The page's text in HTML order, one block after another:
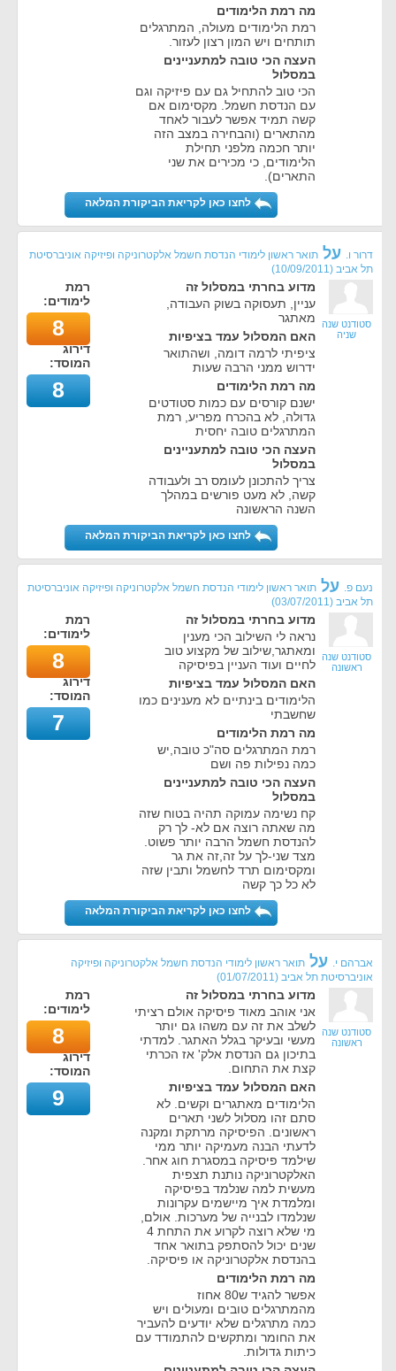
מה רמת הלימודים
רמת הלימודים מעולה, המתרגלים
תותחים ויש המון רצון לעזור.
העצה הכי טובה למתעניינים
במסלול
הכי טוב להתחיל גם עם פיזיקה וגם
עם הנדסת חשמל. מקסימום אם
קשה תמיד אפשר לעבור לאחד
מהתארים (והבחירה במצב הזה
יותר חכמה מלפני תחילת
הלימודים, כי מכירים את שני
התארים).
לחצו כאן לקריאת הביקורת המלאה
דרור ו. על תואר ראשון לימודי הנדסת חשמל אלקטרוניקה ופיזיקה אוניברסיטת
תל אביב (
10/09/2011
)
סטודנט שנה
שניה
מדוע בחרתי במסלול זה
עניין, תעסוקה בשוק העבודה,
מאתגר
האם המסלול עמד בציפיות
ציפיתי לרמה דומה, ושהתואר
ידרוש ממני הרבה שעות
מה רמת הלימודים
ישנם קורסים עם כמות סטודטים
גדולה, לא בהכרח מפריע, רמת
המתרגלים טובה יחסית
העצה הכי טובה למתעניינים
במסלול
צריך להתכונן לעומס רב ולעבודה
קשה, לא מעט פורשים במהלך
השנה הראשונה
רמת
לימודים:
8
דירוג
המוסד:
8
לחצו כאן לקריאת הביקורת המלאה
נעם פ. על תואר ראשון לימודי הנדסת חשמל אלקטרוניקה ופיזיקה אוניברסיטת
תל אביב (
03/07/2011
)
סטודנט שנה
ראשונה
מדוע בחרתי במסלול זה
נראה לי השילוב הכי מענין
ומאתגר,שילוב של מקצוע טוב
לחיים ועוד העניין בפיסיקה
האם המסלול עמד בציפיות
הלימודים בינתיים לא מענינים כמו
שחשבתי
מה רמת הלימודים
רמת המתרגלים סה"כ טובה,יש
כמה נפילות פה ושם
העצה הכי טובה למתעניינים
במסלול
קח נשימה עמוקה תהיה בטוח שזה
מה שאתה רוצה אם לא- לך רק
להנדסת חשמל הרבה יותר פשוט.
מצד שני-לך על זה,זה את גר
ומקסימום תרד לחשמל ותבין שזה
לא כל כך קשה
רמת
לימודים:
8
דירוג
המוסד:
7
לחצו כאן לקריאת הביקורת המלאה
אברהם י. על תואר ראשון לימודי הנדסת חשמל אלקטרוניקה ופיזיקה
אוניברסיטת תל אביב (
01/07/2011
)
סטודנט שנה
ראשונה
מדוע בחרתי במסלול זה
אני אוהב מאוד פיסיקה אולם רציתי
לשלב את זה עם משהו גם יותר
מעשי ובעיקר בגלל האתגר. למדתי
בתיכון גם הנדסת אלק' אז הכרתי
קצת את התחום.
האם המסלול עמד בציפיות
הלימודים מאתגרים וקשים. לא
סתם זהו מסלול לשני תארים
ראשונים. הפיסיקה מרתקת ומקנה
לדעתי הבנה מעמיקה יותר ממי
שילמד פיסיקה במסגרת חוג אחר.
האלקטרוניקה נותנת תצפית
מעשית למה שנלמד בפיסיקה
ומלמדת איך מיישמים עקרונות
שנלמדו לבנייה של מערכות. אולם,
מי שלא רוצה לקרוע את התחת 4
שנים יכול להסתפק בתואר אחד
בהנדסת אלקטרוניקה או פיסיקה.
מה רמת הלימודים
אפשר להגיד ש80 אחוז
מהמתרגלים טובים ומעולים ויש
כמה מתרגלים שלא יודעים להעביר
את החומר ומתקשים להתמודד עם
כיתות גדולות.
רמת
לימודים:
8
דירוג
המוסד:
9